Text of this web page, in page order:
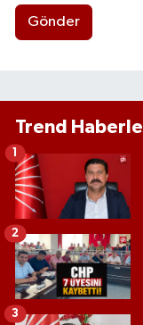
Gönder
Trend
1
2
3